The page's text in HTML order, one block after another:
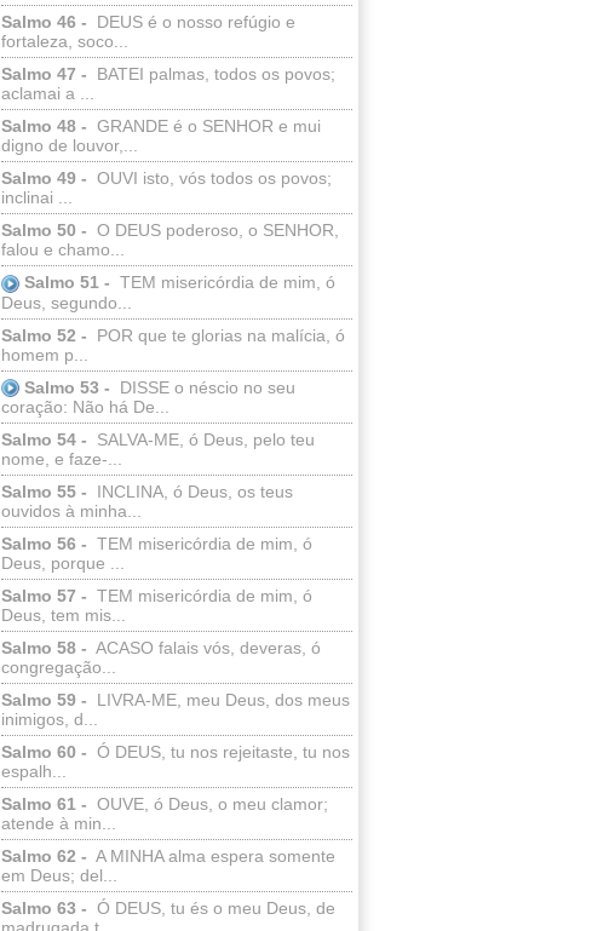
Salmo 46 -
DEUS é o nosso refúgio e
fortaleza, soco...
Salmo 47 -
BATEI palmas, todos os povos;
aclamai a ...
Salmo 48 - GRANDE é o SENHOR e mui
digno de louvor,...
Salmo 49 - OUVI isto, vós todos os povos;
inclinai ...
Salmo 50 - O DEUS poderoso, o SENHOR,
falou e chamo...
Salmo 51 - TEM misericórdia de mim, ó
Deus, segundo...
Salmo 52 -
POR que te glorias na malícia, ó
homem p...
Salmo 53 -
DISSE o néscio no seu
coração: Não há De...
Salmo 54 -
SALVA-ME, ó Deus, pelo teu
nome, e faze-...
Salmo 55 -
INCLINA, ó Deus, os teus
ouvidos à minha...
Salmo 56 - TEM misericórdia de mim, ó
Deus, porque ...
Salmo 57 - TEM misericórdia de mim, ó
Deus, tem mis...
Salmo 58 - ACASO falais vós, deveras, ó
congregação...
Salmo 59 -
LIVRA-ME, meu Deus, dos meus
inimigos, d...
Salmo 60 - Ó DEUS, tu nos rejeitaste, tu nos
espalh...
Salmo 61 - OUVE, ó Deus, o meu clamor;
atende à min...
Salmo 62 - A MINHA alma espera somente
em Deus; del...
Salmo 63 - Ó DEUS, tu és o meu Deus, de